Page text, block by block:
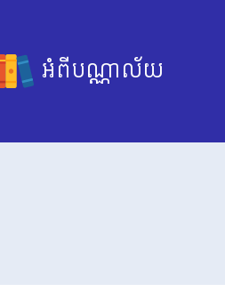
អំពីបណ្ណាល័យ